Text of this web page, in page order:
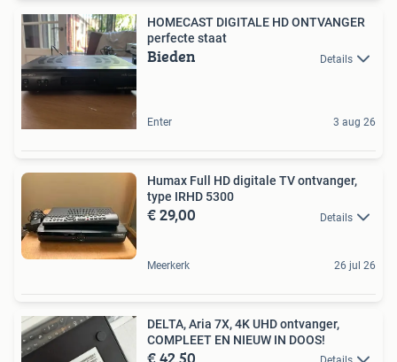
HOMECAST DIGITALE HD ONTVANGER
perfecte staat
Bieden Details
Enter 3 aug 26
Humax Full HD digitale TV ontvanger,
type IRHD 5300
€ 29,00 Details
Meerkerk 26 jul 26
DELTA, Aria 7X, 4K UHD ontvanger,
COMPLEET EN NIEUW IN DOOS!